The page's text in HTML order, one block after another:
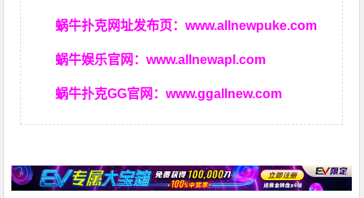
蜗牛扑克网址发布页：www.allnewpuke.com
蜗牛娱乐官网：www.allnewapl.com
蜗牛扑克GG官网：www.ggallnew.com